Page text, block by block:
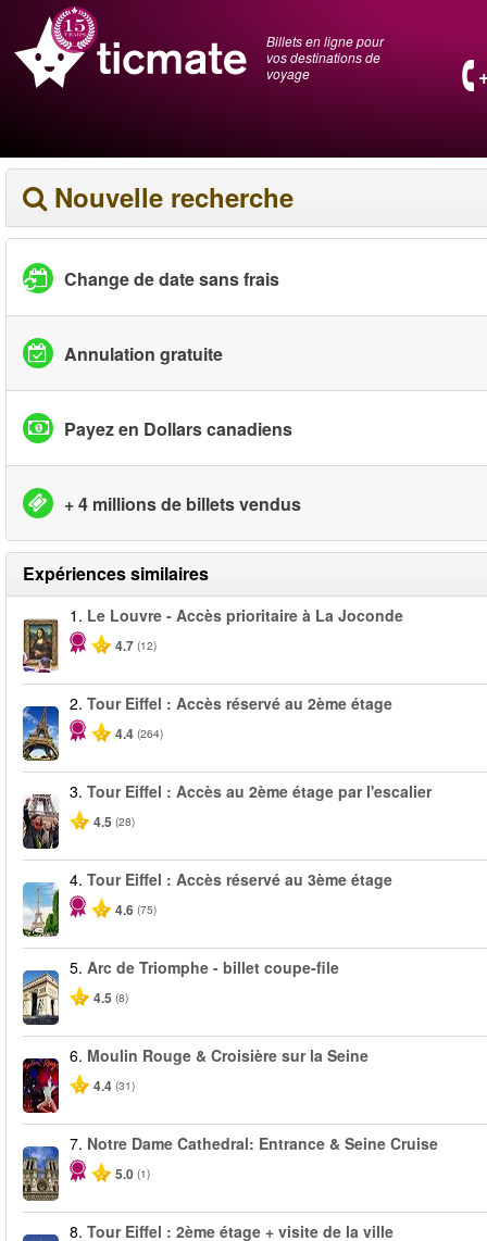
Billets en ligne pour
vos destinations de
voyage
Nouvelle recherche
Change de date sans frais
Annulation gratuite
Payez en Dollars canadiens
+ 4 millions de billets vendus
Expériences similaires
1. Le Louvre - Accès prioritaire à La Joconde
4.7 (12)
2. Tour Eiffel : Accès réservé au 2ème étage
4.4 (264)
3. Tour Eiffel : Accès au 2ème étage par l'escalier
4.5 (28)
4. Tour Eiffel : Accès réservé au 3ème étage
4.6 (75)
5. Arc de Triomphe - billet coupe-file
4.5 (8)
6. Moulin Rouge & Croisière sur la Seine
4.4 (31)
7. Notre Dame Cathedral: Entrance & Seine Cruise
5.0 (1)
8. Tour Eiffel : 2ème étage + visite de la ville